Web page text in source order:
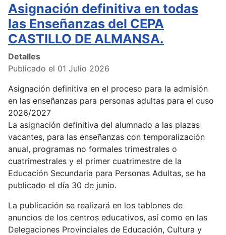
Asignación definitiva en todas
las Enseñanzas del CEPA
CASTILLO DE ALMANSA.
Detalles
Publicado el 01 Julio 2026
Asignación definitiva en el proceso para la admisión
en las enseñanzas para personas adultas para el cuso
2026/2027
La asignación definitiva del alumnado a las plazas
vacantes, para las enseñanzas con temporalización
anual, programas no formales trimestrales o
cuatrimestrales y el primer cuatrimestre de la
Educación Secundaria para Personas Adultas, se ha
publicado el día 30 de junio.
La publicación se realizará en los tablones de
anuncios de los centros educativos, así como en las
Delegaciones Provinciales de Educación, Cultura y